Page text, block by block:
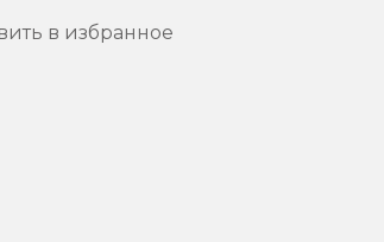
в избранное